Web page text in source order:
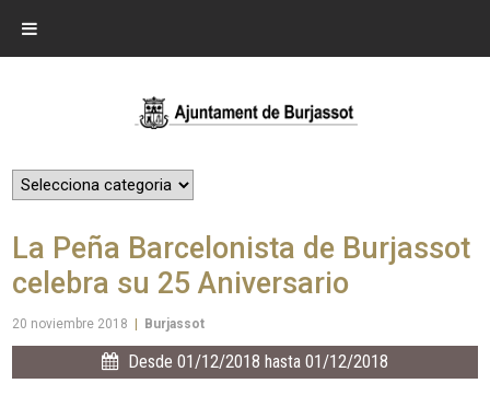
La Peña Barcelonista de Burjassot
celebra su 25 Aniversario
20 noviembre 2018 Burjassot
Desde 01/12/2018 hasta 01/12/2018